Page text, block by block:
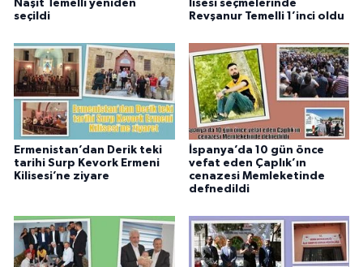
Naşit Temelli yeniden
seçildi
lisesi seçmelerinde
Revşanur Temelli 1’inci oldu
Ermenistan’dan Derik teki
tarihi Surp Kevork Ermeni
Kilisesi’ne ziyare
İspanya’da 10 gün önce
vefat eden Çaplık’ın
cenazesi Memleketinde
defnedildi